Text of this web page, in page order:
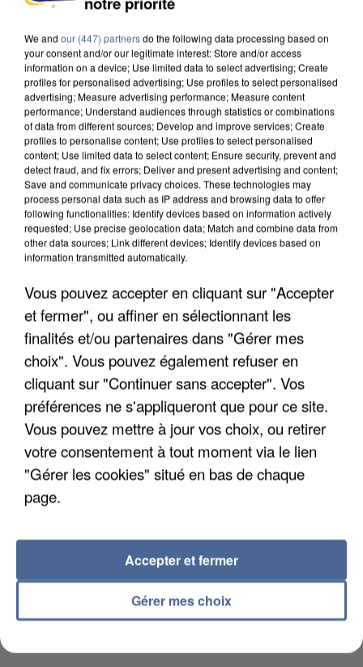
DE SOLIDARITÉ AVEC LES...
APRÈS TOUTES CES CANICULES, LES REFUGES
DE FAUNE SAUVAGE SONT...
L’UN DES FONDATEURS SUPPOSÉS DE LA DZ
We and our (447) partnersdo the following data processing based on
your consent and/or our legitimate interest: Store and/or access
information on a device; Use limited data to select advertising; Create
profiles for personalised advertising; Use profiles to select personalised
advertising; Measure advertising performance; Measure content
performance; Understand audiences through statistics or combinations
of data from different sources; Develop and improve services; Create
profiles to personalise content; Use profiles to select personalised
content; Use limited data to select content; Ensure security, prevent and
detect fraud, and fix errors; Deliver and present advertising and content;
Save and communicate privacy choices. These technologies may
process personal data such as IP address and browsing data to offer
following functionalities: Identify devices based on information actively
requested; Use precise geolocation data; Match and combine data from
other data sources; Link different devices; Identify devices based on
information transmitted automatically.
Vous pouvez accepter en cliquant sur "Accepter
et fermer", ou affiner en sélectionnant les
finalités et/ou partenaires dans "Gérer mes
choix". Vous pouvez également refuser en
cliquant sur "Continuer sans accepter". Vos
préférences ne s'appliqueront que pour ce site.
Vous pouvez mettre à jour vos choix, ou retirer
votre consentement à tout moment via le lien
"Gérer les cookies" situé en bas de chaque
page.
Gérer mes choix
Accepter et fermer